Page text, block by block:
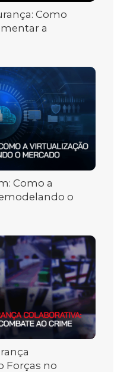
Como
a
Como a
o
Forças no